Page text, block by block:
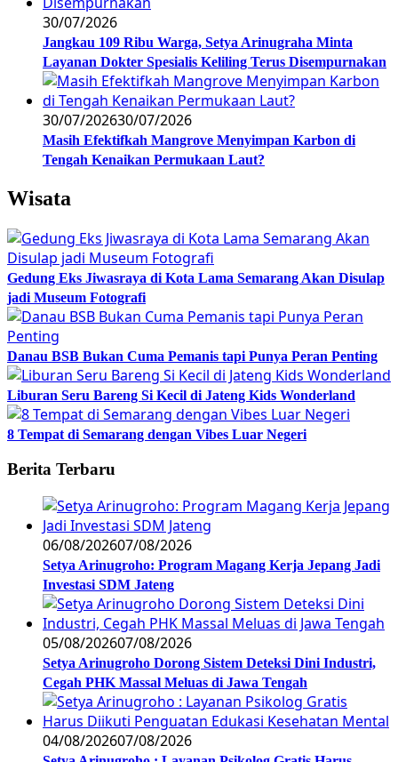
30/07/2026
Jangkau 109 Ribu Warga, Setya Arinugraha Minta
Layanan Dokter Spesialis Keliling Terus Disempurnakan
30/07/202630/07/2026
Masih Efektifkah Mangrove Menyimpan Karbon di
Tengah Kenaikan Permukaan Laut?
Wisata
Gedung Eks Jiwasraya di Kota Lama Semarang Akan Disulap
jadi Museum Fotografi
Danau BSB Bukan Cuma Pemanis tapi Punya Peran Penting
Liburan Seru Bareng Si Kecil di Jateng Kids Wonderland
8 Tempat di Semarang dengan Vibes Luar Negeri
Berita Terbaru
06/08/202607/08/2026
Setya Arinugroho: Program Magang Kerja Jepang Jadi
Investasi SDM Jateng
05/08/202607/08/2026
Setya Arinugroho Dorong Sistem Deteksi Dini Industri,
Cegah PHK Massal Meluas di Jawa Tengah
04/08/202607/08/2026